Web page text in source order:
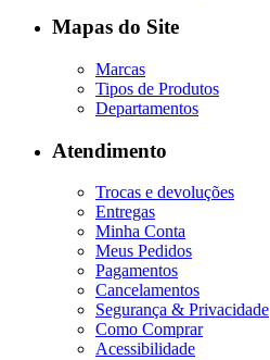
Mapas do Site
Marcas
Tipos de Produtos
Departamentos
Atendimento
Trocas e devoluções
Entregas
Minha Conta
Meus Pedidos
Pagamentos
Cancelamentos
Segurança & Privacidade
Como Comprar
Acessibilidade